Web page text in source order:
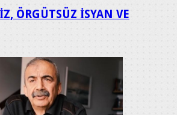
ÖRGÜTSÜZ İSYAN VE